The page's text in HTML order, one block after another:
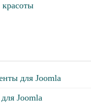
красоты
для Joomla
Joomla